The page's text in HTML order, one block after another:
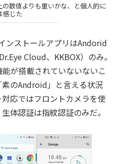
数値よりも重いかな、と個人的に
感じた
ンストールアプリはAndorid
Cloud、KKBOX）のみ。
が搭載されていないないこ
のAndroid」と言える状況
応ではフロントカメラを使
体認証は指紋認証のみだ。